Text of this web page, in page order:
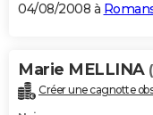
04/08/2008 à
Marie MELLINA
Créer une cagnotte